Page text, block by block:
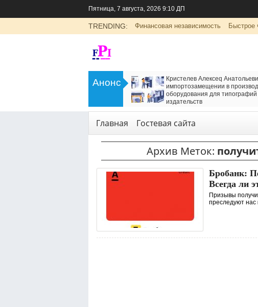
Пятница, 7 августа, 2026 9:10 ДП
TRENDING: Финансовая независимость Быстрое
Анонс
LADA Largus: универсальный
семейный автомобиль с российским
Кристелев Алексеq
импортозамещении в
оборудования для типографий
издательств
Главная Гостевая сайта
Архив Меток:
Бробанк:
Всегда ли
Призывы
преследуют нас